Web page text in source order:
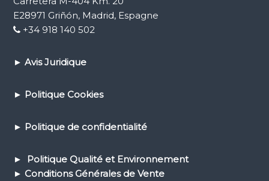
E28971 Griñón, Madrid, Espagne
+34 918 140 502
► Avis Juridique
► Politique Cookies
► Politique de confidentialité
► Politique Qualité et Environnement
► Conditions Générales de Vente